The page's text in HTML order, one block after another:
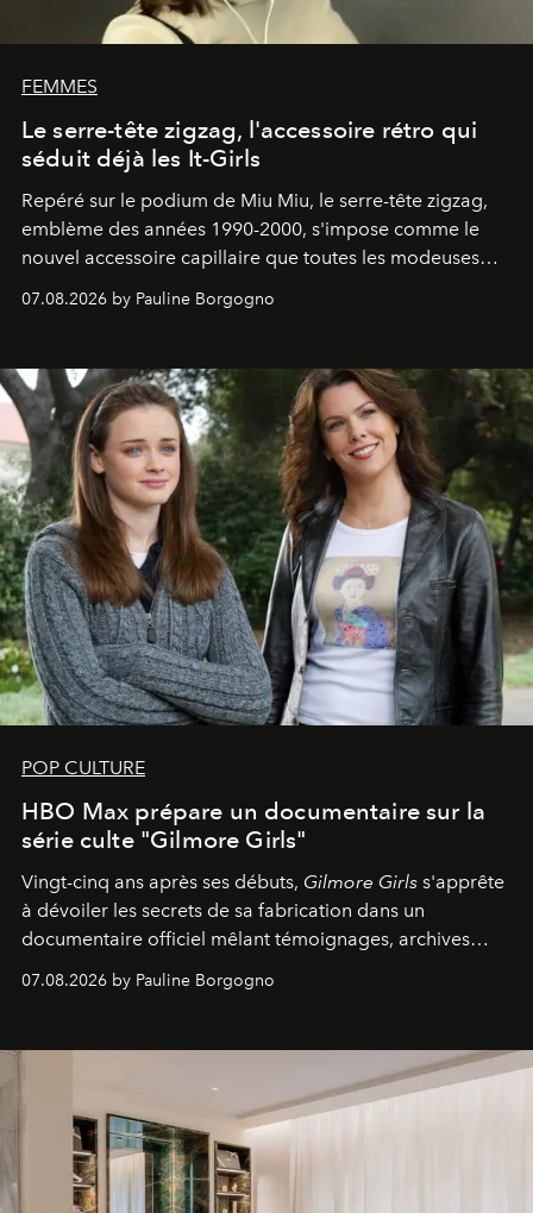
FEMMES
Le serre-tête zigzag, l'accessoire rétro qui
séduit déjà les It-Girls
Repéré sur le podium de Miu Miu, le serre-tête zigzag,
emblème des années 1990-2000, s'impose comme le
nouvel accessoire capillaire que toutes les modeuses
s'arrachent déjà.
07.08.2026 by Pauline Borgogno
POP CULTURE
HBO Max prépare un documentaire sur la
série culte "Gilmore Girls"
Vingt-cinq ans après ses débuts, Gilmore Girls s'apprête
à dévoiler les secrets de sa fabrication dans un
documentaire officiel mêlant témoignages, archives
inédites et plongée dans les coulisses d'un phénomène
générationnel.
07.08.2026 by Pauline Borgogno